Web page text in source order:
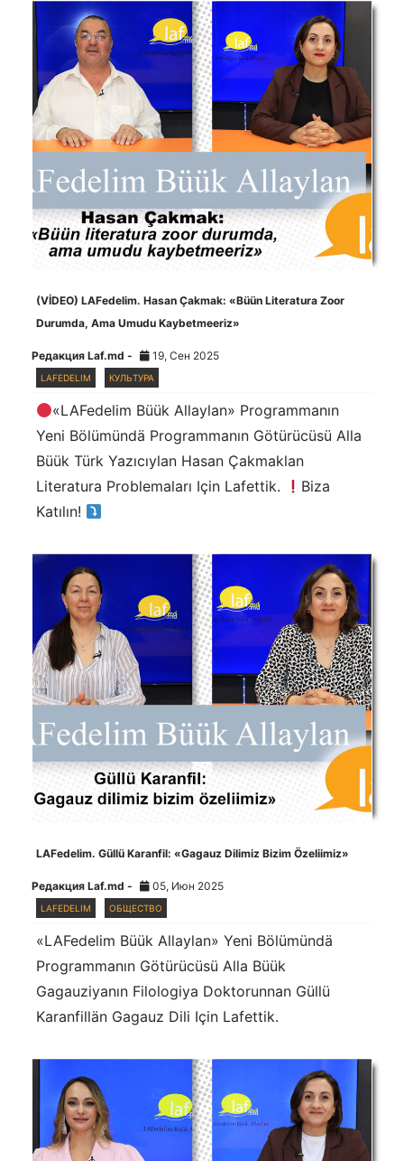
(VİDEO) LAFedelim. Hasan Çakmak: «Büün Literatura Zoor
Durumda, Ama Umudu Kaybetmeeriz»
Редакция Laf.md - 19, Сен 2025
LAFEDELIM КУЛЬТУРА
«LAFedelim Büük Allaylan» Programmanın
Yeni Bölümündä Programmanın Götürücüsü Alla
Büük Türk Yazıcıylan Hasan Çakmaklan
Literatura Problemaları Için Lafettik.
Biza
Katılın!
LAFedelim. Güllü Karanfil: «Gagauz Dilimiz Bizim Özeliimiz»
Редакция Laf.md - 05, Июн 2025
LAFEDELIM ОБЩЕСТВО
«LAFedelim Büük Allaylan» Yeni Bölümündä
Programmanın Götürücüsü Alla Büük
Gagauziyanın Filologiya Doktorunnan Güllü
Karanfillän Gagauz Dili Için Lafettik.